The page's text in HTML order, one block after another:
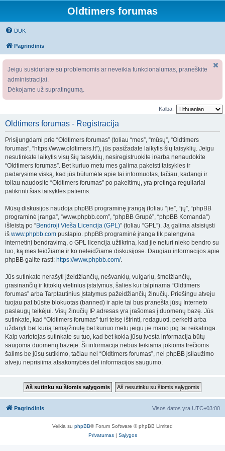
Oldtimers forumas
DUK
Pagrindinis
Jeigu susiduriate su problemomis ar neveikia funkcionalumas, praneškite
administracijai.
Dėkojame už supratingumą.
Kalba:
Oldtimers forumas - Registracija
Prisijungdami prie “Oldtimers forumas” (toliau “mes”, “mūsų”, “Oldtimers
forumas”, “https://www.oldtimers.lt”), jūs pasižadate laikytis šių taisyklių. Jeigu
nesutinkate laikytis visų šių taisyklių, nesiregistruokite ir/arba nenaudokite
“Oldtimers forumas”. Bet kuriuo metu mes galima pakeisti taisykles ir
padarysime viską, kad jūs būtumėte apie tai informuotas, tačiau, kadangi ir
toliau naudosite “Oldtimers forumas” po pakeitimų, yra protinga reguliariai
patikrinti šias taisykles patiems.
Mūsų diskusijos naudoja phpBB programinę įrangą (toliau “jie”, “jų”, “phpBB
programinė įranga”, “www.phpbb.com”, “phpBB Grupė”, “phpBB Komanda”)
išleistą po “Bendroji Vieša Licencija (GPL)” (toliau “GPL”). Ją galima atsisiųsti
iš www.phpbb.com puslapio. phpBB programinė įranga tik palengvina
Internetinį bendravimą, o GPL licencija užtikrina, kad jie neturi nieko bendro su
tuo, ką mes leidžiame ir ko neleidžiame diskusijose. Daugiau informacijos apie
phpBB galite rasti: https://www.phpbb.com/.
Jūs sutinkate nerašyti įžeidžiančių, nešvankių, vulgarių, šmeižiančių,
grasinančių ir kitokių vietinius įstatymus, šalies kur talpinama “Oldtimers
forumas” arba Tarptautinius Įstatymus pažeidžiančių žinučių. Priešingu atveju
tuojau pat būsite blokuotas (banned) ir apie tai bus pranešta jūsų Interneto
paslaugų teikėjui. Visų žinučių IP adresas yra įrašomas į duomenų bazę. Jūs
sutinkate, kad “Oldtimers forumas” turi teisę ištrinti, redaguoti, perkelti arba
uždaryti bet kurią temą/žinutę bet kuriuo metu jeigu jie mano jog tai reikalinga.
Kaip vartotojas sutinkate su tuo, kad bet kokia jūsų įvesta informacija būtų
saugoma duomenų bazėje. Ši informacija nebus teikiama jokioms trečioms
šalims be jūsų sutikimo, tačiau nei “Oldtimers forumas”, nei phpBB įsilaužimo
atveju neprisiima atsakomybės dėl informacijos saugumo.
Pagrindinis Visos datos yra UTC+03:00
Veikia su phpBB® Forum Software © phpBB Limited
Privatumas| Sąlygos